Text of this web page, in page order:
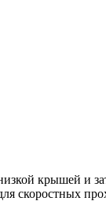
крышей и
скоростных